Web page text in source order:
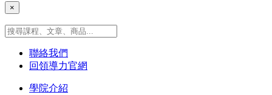
×
聯絡我們
回領導力官網
學院介紹